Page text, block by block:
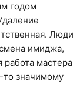
годом
Люди
имиджа,
работа мастера
то значимому